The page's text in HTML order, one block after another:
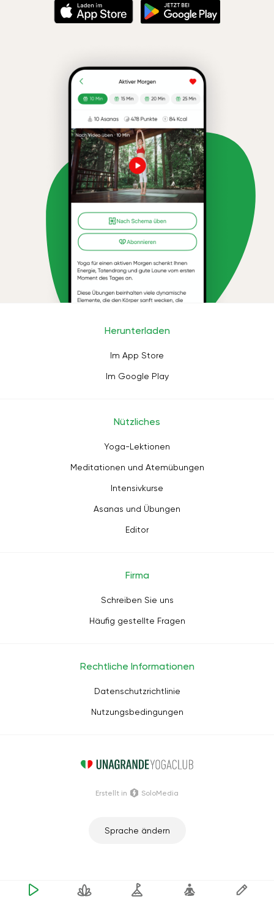
Herunterladen
Im App Store
Im Google Play
Nützliches
Yoga-Lektionen
Meditationen und Atemübungen
Intensivkurse
Asanas und Übungen
Editor
Firma
Schreiben Sie uns
Häufig gestellte Fragen
Rechtliche Informationen
Datenschutzrichtlinie
Nutzungsbedingungen
Sprache ändern
Erstellt in SoloMedia